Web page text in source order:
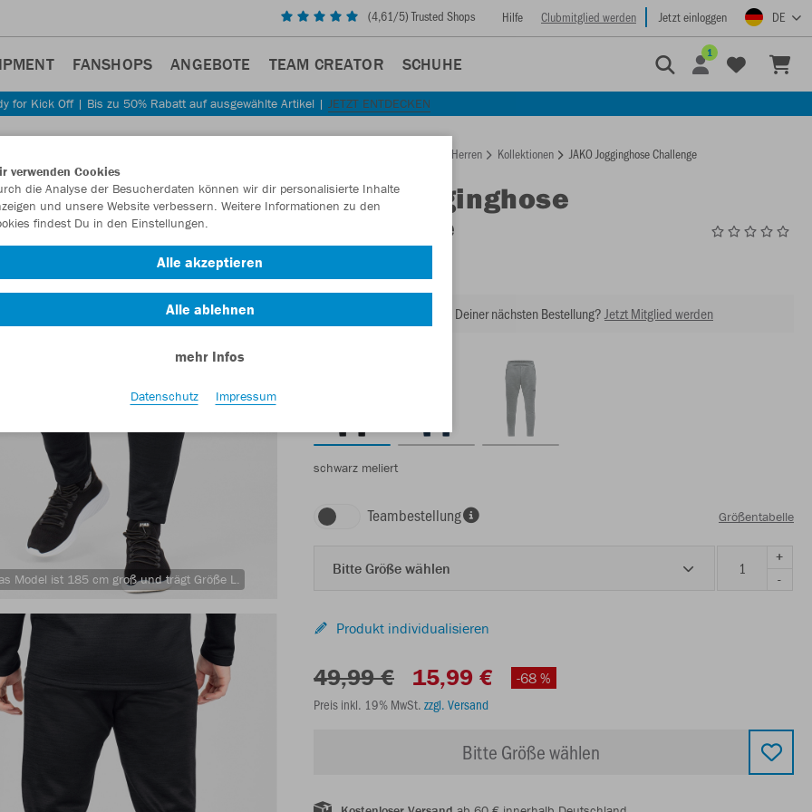
(4,61/5) Trusted Shops Hilfe Clubmitglied werden Jetzt einloggen DE
FANSHOPS ANGEBOTE TEAM CREATOR SCHUHE
1
for Kick Off | Bis zu 50% Rabatt auf ausgewählte Artikel | JETZT ENTDECKEN
Model ist 185 cm groß und trägt Größe L.
Herren Kollektionen JAKO Jogginghose Challenge
JAKOJogginghose
Challenge
Lust auf 30% Rabatt bei Deiner nächsten Bestellung? Jetzt Mitglied werden
schwarz meliert
Teambestellung Größentabelle
Bitte Größe wählen
+
-
Produkt individualisieren
49,99 € 15,99 €
-68 %
Preis inkl. 19% MwSt. zzgl. Versand
Bitte Größe wählen
verwenden Cookies
die Analyse der Besucherdaten können wir dir personalisierte Inhalte
und unsere Website verbessern. Weitere Informationen zu den
findest Du in den Einstellungen.
Alle akzeptieren
Alle ablehnen
mehr Infos
Datenschutz Impressum